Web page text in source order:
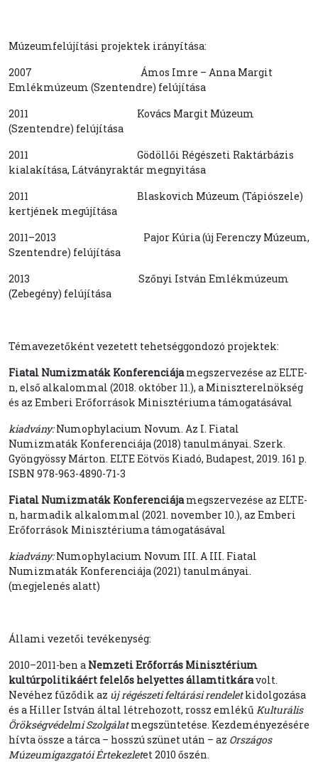
Múzeumfelújítási projektek irányítása:
2007 Ámos Imre – Anna Margit
Emlékmúzeum (Szentendre) felújítása
2011 Kovács Margit Múzeum
(Szentendre) felújítása
2011 Gödöllői Régészeti Raktárbázis
kialakítása, Látványraktár megnyitása
2011 Blaskovich Múzeum (Tápiószele)
kertjének megújítása
2011–2013 Pajor Kúria (új Ferenczy Múzeum,
Szentendre) felújítása
2013 Szőnyi István Emlékmúzeum
(Zebegény) felújítása
Témavezetőként vezetett tehetséggondozó projektek:
Fiatal Numizmaták Konferenciájamegszervezése az ELTE-
n, első alkalommal (2018. október 11.), a Miniszterelnökség
és az Emberi Erőforrások Minisztériuma támogatásával
kiadvány:Numophylacium Novum. Az I. Fiatal
Numizmaták Konferenciája (2018) tanulmányai. Szerk.
Gyöngyössy Márton. ELTE Eötvös Kiadó, Budapest, 2019. 161 p.
ISBN 978-963-4890-71-3
Fiatal Numizmaták Konferenciájamegszervezése az ELTE-
n, harmadik alkalommal (2021. november 10.), az Emberi
Erőforrások Minisztériuma támogatásával
kiadvány:Numophylacium Novum III. A III. Fiatal
Numizmaták Konferenciája (2021) tanulmányai.
(megjelenés alatt)
Állami vezetői tevékenység:
2010–2011-ben a Nemzeti Erőforrás Minisztérium
kultúrpolitikáért felelős helyettes államtitkáravolt.
Nevéhez fűződik az új régészeti feltárási rendeletkidolgozása
és a Hiller István által létrehozott, rossz emlékű Kulturális
Örökségvédelmi Szolgálatmegszüntetése. Kezdeményezésére
hívta össze a tárca – hosszú szünet után – az Országos
Múzeumigazgatói Értekezletet 2010 őszén.